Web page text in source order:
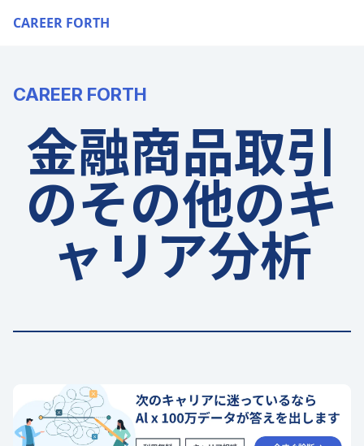
CAREER FORTH
CAREER FORTH
金融商品取引
のその他のキ
ャリア分析